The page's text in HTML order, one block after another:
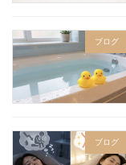
ブログ
ブログ